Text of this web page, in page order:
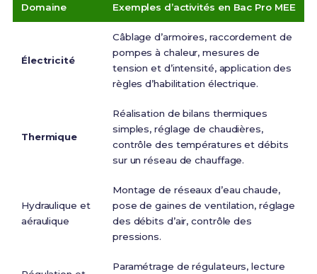
Domaine Exemples d’activités en Bac Pro MEE
Électricité
Câblage d’armoires, raccordement de
pompes à chaleur, mesures de
tension et d’intensité, application des
règles d’habilitation électrique.
Thermique
Réalisation de bilans thermiques
simples, réglage de chaudières,
contrôle des températures et débits
sur un réseau de chauffage.
Hydraulique et
aéraulique
Montage de réseaux d’eau chaude,
pose de gaines de ventilation, réglage
des débits d’air, contrôle des
pressions.
Paramétrage de régulateurs, lecture